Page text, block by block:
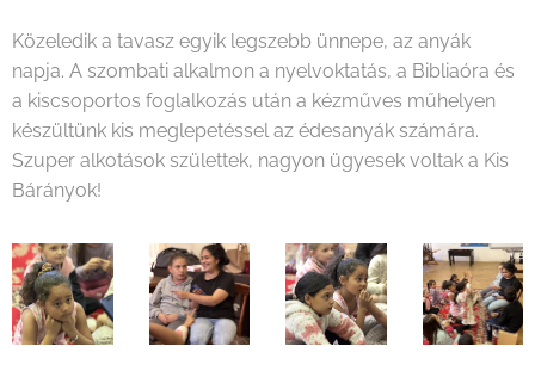
Közeledik a tavasz egyik legszebb ünnepe, az anyák
napja. A szombati alkalmon a nyelvoktatás, a Bibliaóra és
a kiscsoportos foglalkozás után a kézműves műhelyen
készültünk kis meglepetéssel az édesanyák számára.
Szuper alkotások születtek, nagyon ügyesek voltak a Kis
Bárányok!